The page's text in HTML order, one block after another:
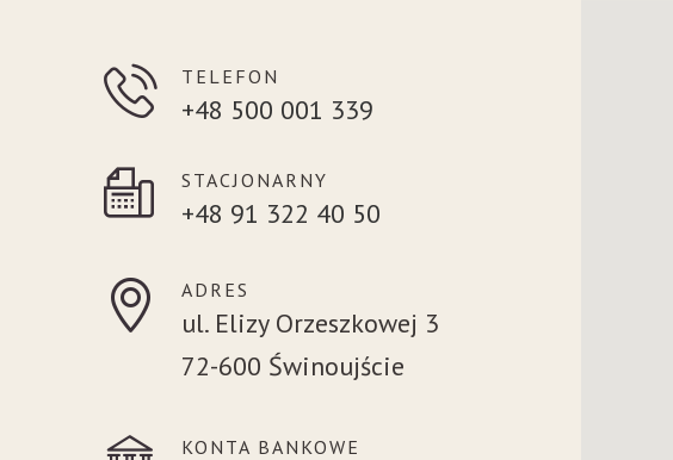
TELEFON
+48 500 001 339
STACJONARNY
+48 91 322 40 50
ADRES
ul. Elizy Orzeszkowej 3
72-600 Świnoujście
KONTA BANKOWE